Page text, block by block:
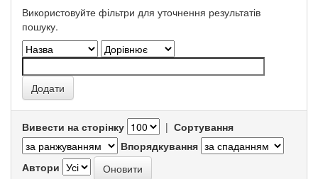
Використовуйте фільтри для уточнення результатів
пошуку.
Вивести на сторінку | Сортування
Впорядкування
Автори